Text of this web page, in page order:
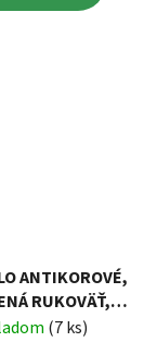
ANTIKOROVÉ,
RUKOVÄŤ,
(7 ks)